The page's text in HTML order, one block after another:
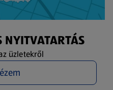
NYITVATARTÁS
üzletekről